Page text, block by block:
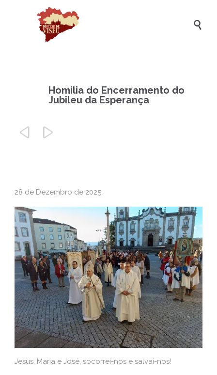

Homilia do Encerramento do
Jubileu da Esperança
 
28 de Dezembro de 2025
Jesus, Maria e José, socorrei-nos e salvai-nos!